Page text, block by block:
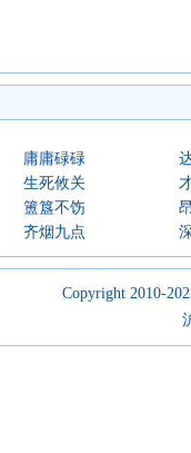
庸庸碌碌
生死攸关
簠簋不饬
齐烟九点
Copyright 2010-